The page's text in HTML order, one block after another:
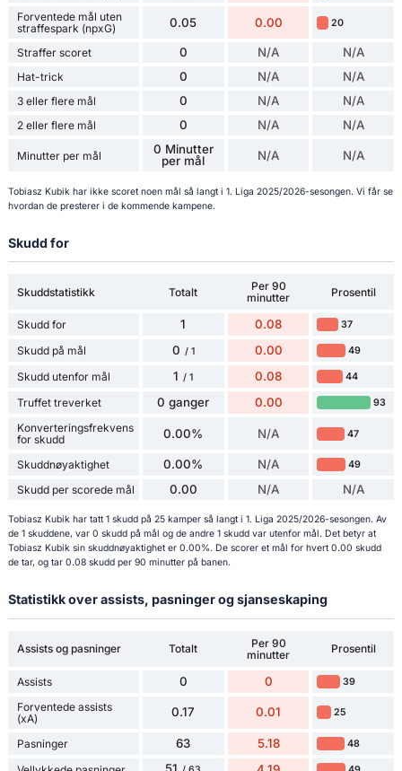
Forventede mål uten
straffespark (npxG)
0.05 0.00 20
Straffer scoret 0 N/A N/A
Hat-trick 0 N/A N/A
3 eller flere mål 0 N/A N/A
2 eller flere mål 0 N/A N/A
Minutter per mål
0 Minutter
per mål
N/A N/A
Tobiasz Kubik har ikke scoret noen mål så langt i 1. Liga 2025/2026-sesongen. Vi får se
hvordan de presterer i de kommende kampene.
Skudd for
Skuddstatistikk Totalt
Per 90
minutter
Prosentil
Skudd for 1 0.08 37
Skudd på mål 0 / 1 0.00 49
Skudd utenfor mål 1 / 1 0.08 44
Truffet treverket 0 ganger 0.00 93
Konverteringsfrekvens
for skudd
0.00% N/A 47
Skuddnøyaktighet 0.00% N/A 49
Skudd per scorede mål 0.00 N/A N/A
Tobiasz Kubik har tatt 1 skudd på 25 kamper så langt i 1. Liga 2025/2026-sesongen. Av
de 1 skuddene, var 0 skudd på mål og de andre 1 skudd var utenfor mål. Det betyr at
Tobiasz Kubik sin skuddnøyaktighet er 0.00%. De scorer et mål for hvert 0.00 skudd
de tar, og tar 0.08 skudd per 90 minutter på banen.
Statistikk over assists, pasninger og sjanseskaping
Assists og pasninger Totalt
Per 90
minutter
Prosentil
Assists 0 0 39
Forventede assists
(xA)
0.17 0.01 25
Pasninger 63 5.18 48